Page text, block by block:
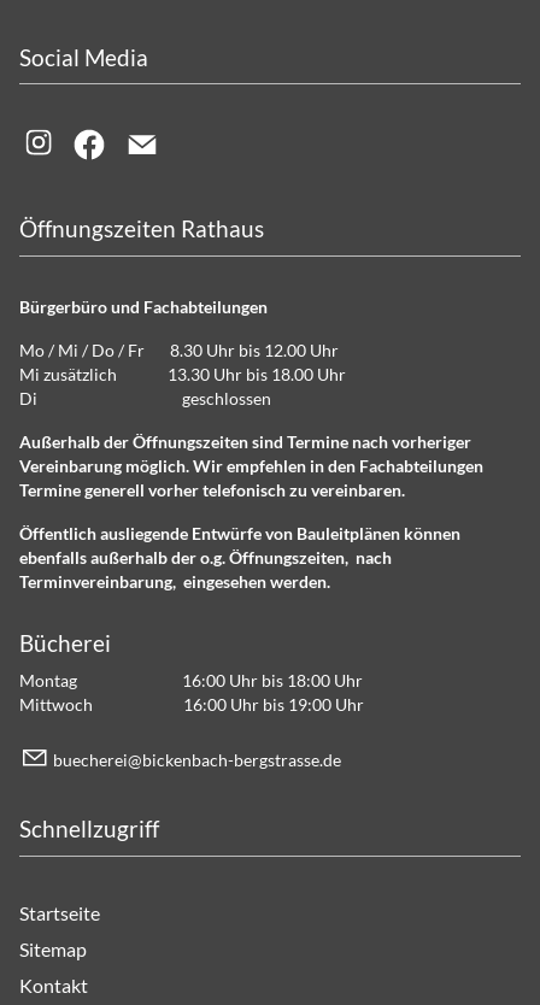
Social Media
Öffnungszeiten Rathaus
Bürgerbüro und Fachabteilungen
Mo / Mi / Do / Fr 8.30 Uhr bis 12.00 Uhr
Mi zusätzlich 13.30 Uhr bis 18.00 Uhr
Di geschlossen
Außerhalb der Öffnungszeiten sind Termine nach vorheriger
Vereinbarung möglich. Wir empfehlen in den Fachabteilungen
Termine generell vorher telefonisch zu vereinbaren.
Öffentlich ausliegende Entwürfe von Bauleitplänen können
ebenfalls außerhalb der o.g. Öffnungszeiten, nach
Terminvereinbarung, eingesehen werden.
Bücherei
Montag 16:00 Uhr bis 18:00 Uhr
Mittwoch 16:00 Uhr bis 19:00 Uhr
b ch r b ck nb ch-b rgstr ss d
Schnellzugriff
Startseite
Sitemap
Kontakt